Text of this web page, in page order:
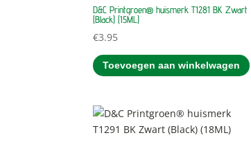
D&C Printgroen® huismerk T1281 BK Zwart
(Black) (15ML)
€3.95
Toevoegen aan winkelwagen